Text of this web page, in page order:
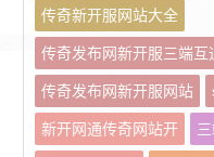
传奇新开服网站大全
传奇发布网新开服三端互
传奇发布网新开服网站
新开网通传奇网站开